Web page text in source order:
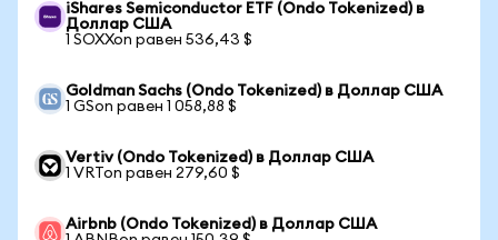
iShares Semiconductor ETF (Ondo Tokenized) в
Доллар США
1 SOXXon равен 536,43 $
Goldman Sachs (Ondo Tokenized) в Доллар США
1 GSon равен 1 058,88 $
Vertiv (Ondo Tokenized) в Доллар США
1 VRTon равен 279,60 $
Airbnb (Ondo Tokenized) в Доллар США